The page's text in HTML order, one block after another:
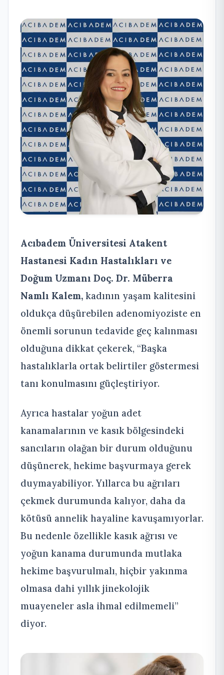
Acıbadem Üniversitesi Atakent
Hastanesi Kadın Hastalıkları ve
Doğum Uzmanı Doç. Dr. Müberra
Namlı Kalem, kadının yaşam kalitesini
oldukça düşürebilen adenomiyoziste en
önemli sorunun tedavide geç kalınması
olduğuna dikkat çekerek, “Başka
hastalıklarla ortak belirtiler göstermesi
tanı konulmasını güçleştiriyor.
Ayrıca hastalar yoğun adet
kanamalarının ve kasık bölgesindeki
sancıların olağan bir durum olduğunu
düşünerek, hekime başvurmaya gerek
duymayabiliyor. Yıllarca bu ağrıları
çekmek durumunda kalıyor, daha da
kötüsü annelik hayaline kavuşamıyorlar.
Bu nedenle özellikle kasık ağrısı ve
yoğun kanama durumunda mutlaka
hekime başvurulmalı, hiçbir yakınma
olmasa dahi yıllık jinekolojik
muayeneler asla ihmal edilmemeli”
diyor.